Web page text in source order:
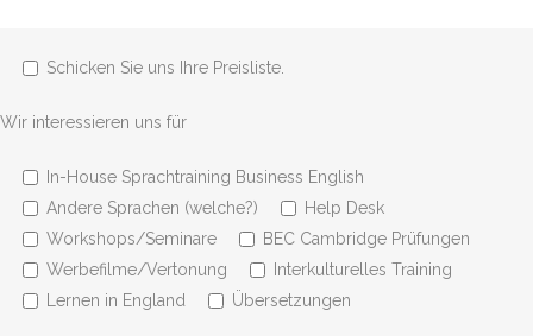
Schicken Sie uns Ihre Preisliste.
Wir interessieren uns für
In-House Sprachtraining Business English
Andere Sprachen (welche?)
Help Desk
Workshops/Seminare
BEC Cambridge Prüfungen
Werbefilme/Vertonung
Interkulturelles Training
Lernen in England
Übersetzungen